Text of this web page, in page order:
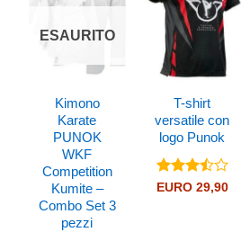
ESAURITO
Kimono
Karate
PUNOK
WKF
Competition
Kumite –
Combo Set 3
pezzi
T-shirt
versatile con
logo Punok
Valutato
EURO29,90